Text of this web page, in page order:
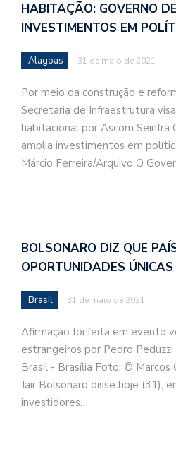
HABITAÇÃO: GOVERNO
INVESTIMENTOS EM
Alagoas 31 de maio de 2021
Por meio da construção e
Secretaria de Infraestrutura
habitacional por Ascom Seinfra
amplia investimentos em
Márcio Ferreira/Arquivo O
BOLSONARO DIZ QUE
OPORTUNIDADES
Brasil 31 de maio de 2021
Afirmação foi feita em evento
estrangeiros por Pedro
Brasil - Brasília Foto: © Marcos
Jair Bolsonaro disse hoje (31),
investidores…